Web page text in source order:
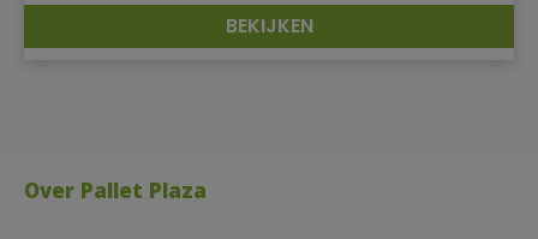
DETAILS
BEKIJKEN
Over Pallet Plaza